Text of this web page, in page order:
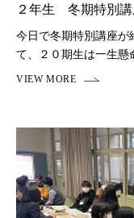
２年生 冬期特別講
今日で冬期特別講座が
て、２０期生は一生懸
掃除が行われ、荷物も